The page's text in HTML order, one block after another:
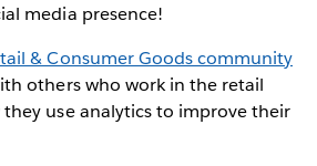
media presence!
& Consumer Goods community
others who work in the retail
use analytics to improve their